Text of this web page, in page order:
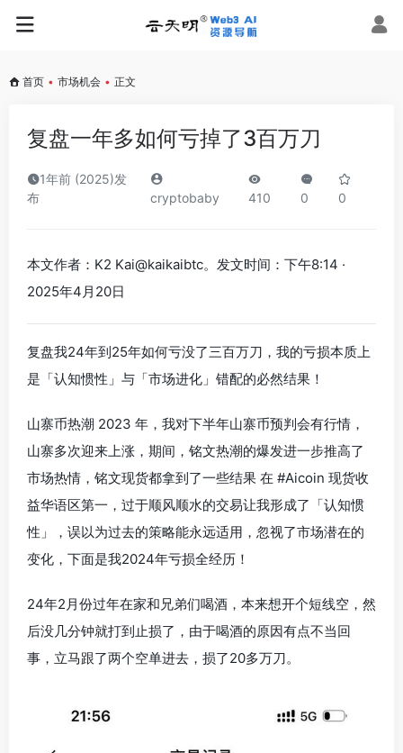
首页 • 市场机会 • 正文
复盘一年多如何亏掉了3百万刀
1年前 (2025)发
布
cryptobaby 410 0 0
本文作者：K2 Kai@kaikaibtc。发文时间：下午8:14 ·
2025年4月20日
复盘我24年到25年如何亏没了三百万刀，我的亏损本质上
是「认知惯性」与「市场进化」错配的必然结果！
山寨币热潮 2023 年，我对下半年山寨币预判会有行情，
山寨多次迎来上涨，期间，铭文热潮的爆发进一步推高了
市场热情，铭文现货都拿到了一些结果 在 #Aicoin 现货收
益华语区第一，过于顺风顺水的交易让我形成了「认知惯
性」，误以为过去的策略能永远适用，忽视了市场潜在的
变化，下面是我2024年亏损全经历！
24年2月份过年在家和兄弟们喝酒，本来想开个短线空，然
后没几分钟就打到止损了，由于喝酒的原因有点不当回
事，立马跟了两个空单进去，损了20多万刀。